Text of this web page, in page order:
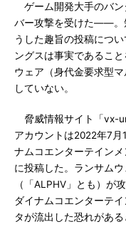
ゲーム開発大手のバン
バー攻撃を受けた――。
うした趣旨の投稿につ
ングスは事実であるこ
ウェア（身代金要求型
していない。
脅威情報サイト「vx-
アカウントは2022年7月
ナムコエンターテイン
に投稿した。ランサム
（「ALPHV」とも）が
ダイナムコエンターテ
タが流出した恐れがある